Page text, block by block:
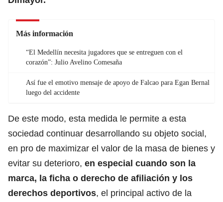
Más información
“El Medellín necesita jugadores que se entreguen con el
corazón”: Julio Avelino Comesaña
Así fue el emotivo mensaje de apoyo de Falcao para Egan Bernal
luego del accidente
De este modo, esta medida le permite a esta
sociedad continuar desarrollando su objeto social,
en pro de maximizar el valor de la masa de bienes y
evitar su deterioro, en especial cuando son la
marca, la ficha o derecho de afiliación y los
derechos deportivos, el principal activo de la